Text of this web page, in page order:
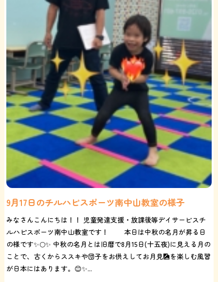
9月17日のチルハピスポーツ南中山教室の様子
みなさんこんにちは！！ 児童発達支援・放課後等デイサービスチ
ルハピスポーツ南中山教室です！ 本日は中秋の名月が昇る日
の様です✨🌕✨ 中秋の名月とは旧暦で8月15日(十五夜)に見える月の
ことで、古くからススキや団子をお供えしてお月見🎑を楽しむ風習
が日本にはあります。😊✨...